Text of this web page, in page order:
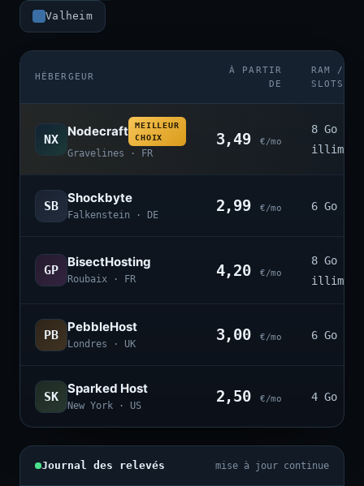
Valheim
HÉBERGEUR
À PARTIR
DE
RAM /
SLOTS
NX
Nodecraft
MEILLEUR
CHOIX
Gravelines · FR
3,49 €/mo
8 Go ·
SB
Shockbyte
Falkenstein · DE
2,99 €/mo 6 Go ·
GP
BisectHosting
Roubaix · FR 4,20 €/mo
8 Go ·
PB
PebbleHost
Londres · UK
3,00 €/mo 6 Go ·
SK
Sparked Host
New York · US
2,50 €/mo 4 Go ·
Journal des relevés mise à jour continue